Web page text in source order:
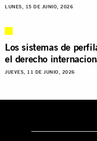
LUNES, 15 DE JUNIO, 2026
Los sistemas de
el derecho
JUEVES, 11 DE JUNIO, 2026